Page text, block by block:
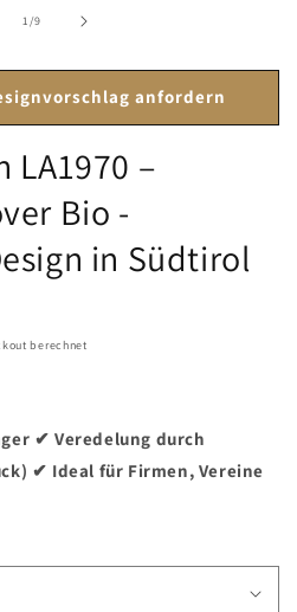
1/von
9
anfordern
LA1970 –
Bio -
in Südtirol
berechnet
✔ Veredelung durch
✔ Ideal für Firmen, Vereine